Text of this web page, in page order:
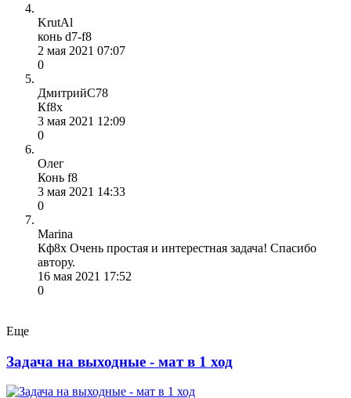
KrutAl
конь d7-f8
2 мая 2021 07:07
0
ДмитрийС78
Кf8x
3 мая 2021 12:09
0
Олег
Конь f8
3 мая 2021 14:33
0
Marina
Кф8х Очень простая и интерестная задача! Спасибо
автору.
16 мая 2021 17:52
0
Еще
Задача на выходные - мат в 1 ход